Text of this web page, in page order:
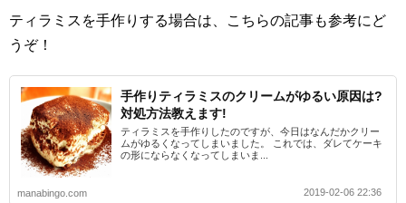
ティラミスを手作りする場合は、こちらの記事も参考にど
うぞ！
手作りティラミスのクリームがゆるい原因は?
対処方法教えます!
ティラミスを手作りしたのですが、今日はなんだかクリー
ムがゆるくなってしまいました。 これでは、ダレてケーキ
の形にならなくなってしまいま...
manabingo.com 2019-02-06 22:36